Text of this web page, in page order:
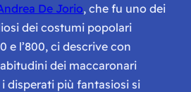
De Jorio, che fu uno dei
dei costumi popolari
e l’800, ci descrive con
dei maccaronari
disperati più fantasiosi si